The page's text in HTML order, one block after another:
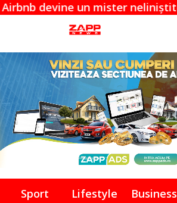
un mister neliniștitor
Sport Lifestyle Business